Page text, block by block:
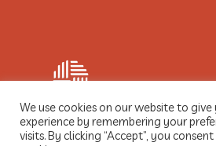
© 2021 Dobre Włókno
We use cookies on our website to
experience by remembering your
visits. By clicking “Accept”, you